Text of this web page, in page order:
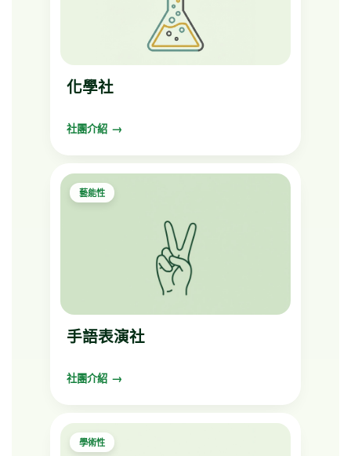
化學社
社團介紹
藝能性
手語表演社
社團介紹
學術性